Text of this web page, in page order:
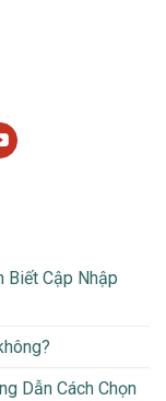
Biết Cập Nhập
Dẫn Cách Chọn